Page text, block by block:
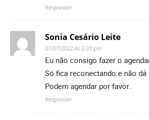
Responder
Sonia Cesário Leite
07/07/2022 At 2:37 pm
Eu não consigo fazer o
Só fica reconectando.e não dá
Podem agendar por favor..
Responder